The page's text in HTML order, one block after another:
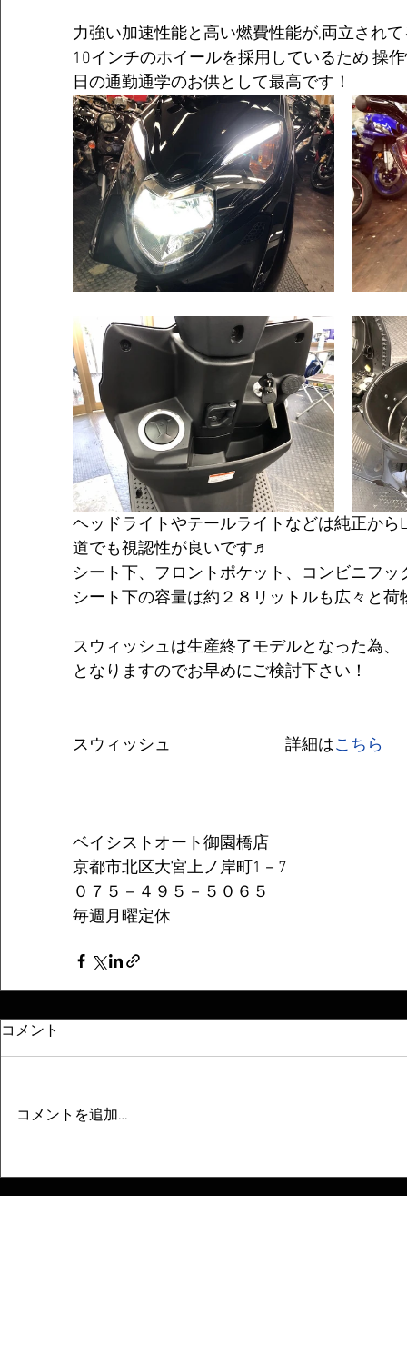
力強い加速性能と高い燃費性能が,両立され
10インチのホイールを採用しているため 操
日の通勤通学のお供として最高です！
ヘッドライトやテールライトなどは純正から
道でも視認性が良いです♬
シート下、フロントポケット、コンビニフッ
シート下の容量は約２８リットルも広々と
スウィッシュは生産終了モデルとなった為、
となりますのでお早めにご検討下さい！
スウィッシュ　　　　　　　詳細はこちら
ベイシストオート御園橋店
京都市北区大宮上ノ岸町1－7
０７５－４９５－５０６５
毎週月曜定休
コメント
コメントを追加…